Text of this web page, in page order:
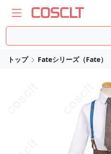
トップ Fateシリーズ（Fate）